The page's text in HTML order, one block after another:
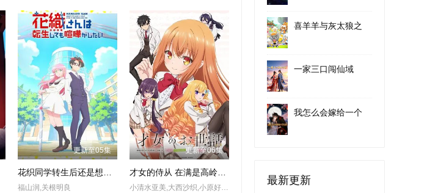
更新至05集
花织同学转生后还是想干架
福山润,关根明良
更新至06集
才女的侍从 在满是高岭之花的贵族学校暗中照顾
小清水亚美,大西沙织,小原好美,上村祐翔,土屋李央
喜羊羊与灰太狼之
一家三口闯仙域
我怎么会嫁给一个
最新更新